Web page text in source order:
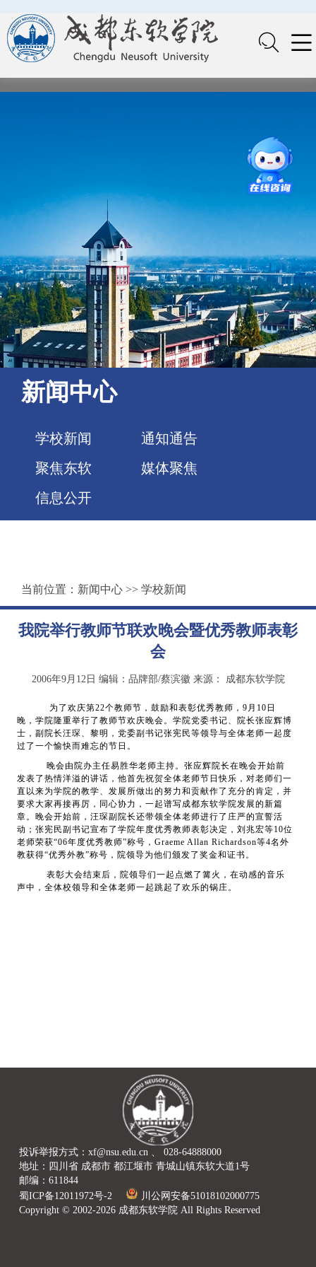
新闻中心
学校新闻
通知通告
聚焦东软
媒体聚焦
信息公开
当前位置： 新闻中心 >> 学校新闻
我院举行教师节联欢晚会暨优秀教师表彰
会
2006年9月12日 编辑：品牌部/蔡滨徽 来源： 成都东软学院
为了欢庆第22个教师节，鼓励和表彰优秀教师，9 月 10 日
晚，学院隆重举行了教师节欢庆晚会。学院党委书记、院长张应辉博
士，副院长汪琛、黎明，党委副书记张宪民等领导与全体老师一起度
过了一个愉快而难忘的节日。
晚会由院办主任易胜华老师主持。张应辉院长在晚会开始前
发表了热情洋溢的讲话，他首先祝贺全体老师节日快乐，对老师们一
直以来为学院的教学、发展所做出的努力和贡献作了充分的肯定，并
要求大家再接再厉，同心协力，一起谱写成都东软学院发展的新篇
章。晚会开始前，汪琛副院长还带领全体老师进行了庄严的宣誓活
动；张宪民副书记宣布了学院年度优秀教师表彰决定，刘兆宏等10位
老师荣获“06年度优秀教师”称号，Graeme Allan Richardson等4名外
教获得“优秀外教”称号，院领导为他们颁发了奖金和证书。
表彰大会结束后，院领导们一起点燃了篝火，在动感的音乐
声中，全体校领导和全体老师一起跳起了欢乐的锅庄。
投诉举报方式：xf@nsu.edu.cn 、 028-64888000
地址：四川省 成都市 都江堰市 青城山镇东软大道1号
邮编：611844
蜀ICP备12011972号-2
川公网安备51018102000775
Copyright © 2002-2026 成都东软学院 All Rights Reserved